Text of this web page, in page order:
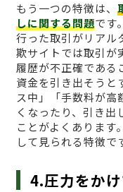
もう一つの特徴は、
しに関する問題です
行った取引がリアル
欺サイトでは取引が
履歴が不正確である
資金を引き出そうと
ス中」「手数料が高
くなったり、引き出
ことがよくあります
して見られる特徴で
4.圧力をか